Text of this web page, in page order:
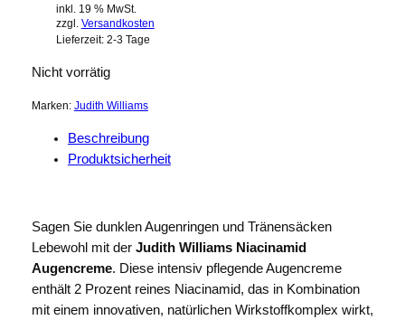
inkl. 19 % MwSt.
zzgl. Versandkosten
Lieferzeit: 2-3 Tage
Nicht vorrätig
Marken: Judith Williams
Beschreibung
Produktsicherheit
Sagen Sie dunklen Augenringen und Tränensäcken
Lebewohl mit der Judith Williams Niacinamid
Augencreme. Diese intensiv pflegende Augencreme
enthält 2 Prozent reines Niacinamid, das in Kombination
mit einem innovativen, natürlichen Wirkstoffkomplex wirkt,